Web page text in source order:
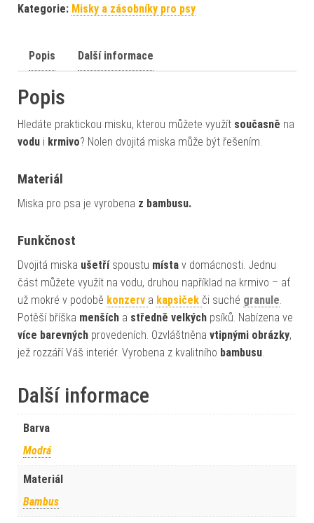
Kategorie: Misky a zásobníky pro psy
Popis Další informace
Popis
Hledáte praktickou misku, kterou můžete využít současně na
vodu i krmivo? Nolen dvojitá miska může být řešením.
Materiál
Miska pro psa je vyrobena z bambusu.
Funkčnost
Dvojitá miska ušetříspoustu místa v domácnosti. Jednu
část můžete využít na vodu, druhou například na krmivo – ať
už mokré v podobě konzerv a kapsiček či suché granule.
Potěší bříška menších a středně velkých psíků. Nabízena ve
více barevných provedeních. Ozvláštněna vtipnými obrázky,
jež rozzáří Váš interiér. Vyrobena z kvalitního bambusu.
Další informace
Barva
Modrá
Materiál
Bambus